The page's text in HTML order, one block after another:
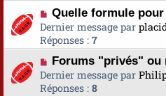
Quelle formule
Dernier message par
Réponses : 7
Forums "privés" ou
Dernier message par
Réponses : 8